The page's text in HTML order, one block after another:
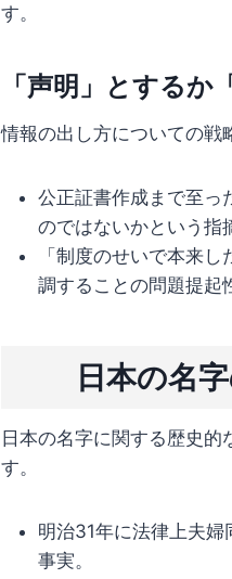
す。
「声明」とする
情報の出し方についての戦
公正証書作成まで至っ
のではないかという指
「制度のせいで本来
調することの問題提起
日本の名
日本の名字に関する歴史的
す。
明治31年に法律上夫
事実。